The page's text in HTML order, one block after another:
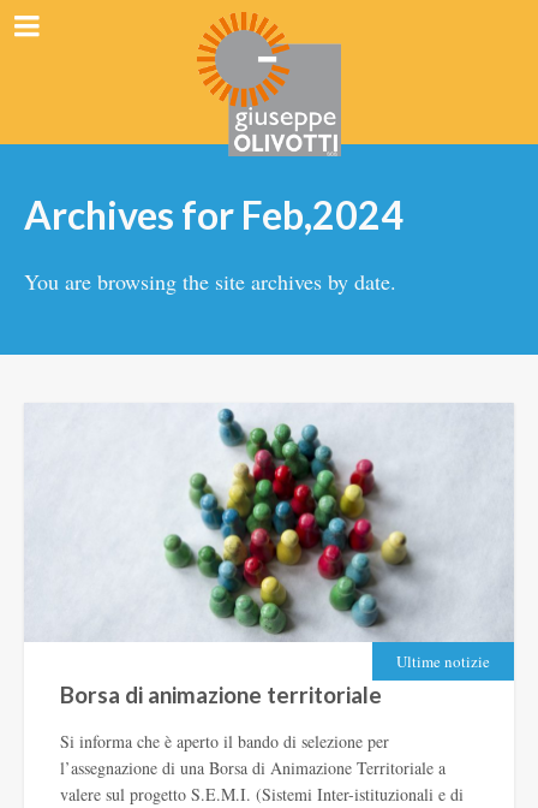
Archives for Feb,2024
You are browsing the site archives by date.
Ultime notizie
Borsa di animazione territoriale
Si informa che è aperto il bando di selezione per
l’assegnazione di una Borsa di Animazione Territoriale a
valere sul progetto S.E.M.I. (Sistemi Inter-istituzionali e di